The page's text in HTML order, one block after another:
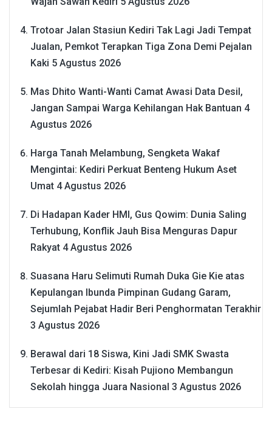
Trotoar Jalan Stasiun Kediri Tak Lagi Jadi Tempat
Jualan, Pemkot Terapkan Tiga Zona Demi Pejalan
Kaki 5 Agustus 2026
Mas Dhito Wanti-Wanti Camat Awasi Data Desil,
Jangan Sampai Warga Kehilangan Hak Bantuan 4
Agustus 2026
Harga Tanah Melambung, Sengketa Wakaf
Mengintai: Kediri Perkuat Benteng Hukum Aset
Umat 4 Agustus 2026
Di Hadapan Kader HMI, Gus Qowim: Dunia Saling
Terhubung, Konflik Jauh Bisa Menguras Dapur
Rakyat 4 Agustus 2026
Suasana Haru Selimuti Rumah Duka Gie Kie atas
Kepulangan Ibunda Pimpinan Gudang Garam,
Sejumlah Pejabat Hadir Beri Penghormatan Terakhir
3 Agustus 2026
Berawal dari 18 Siswa, Kini Jadi SMK Swasta
Terbesar di Kediri: Kisah Pujiono Membangun
Sekolah hingga Juara Nasional 3 Agustus 2026